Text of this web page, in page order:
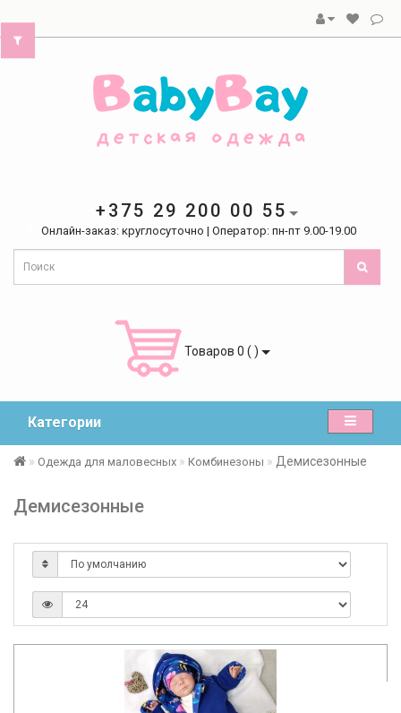
+375 29 200 00 55
Онлайн-заказ: круглосуточно | Оператор: пн-пт 9.00-19.00
Товаров 0 ( )
Категории
Одежда для маловесных Комбинезоны Демисезонные
Демисезонные